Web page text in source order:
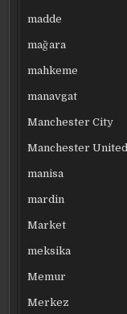
madde
mağara
mahkeme
manavgat
Manchester City
Manchester United
manisa
mardin
Market
meksika
Memur
Merkez